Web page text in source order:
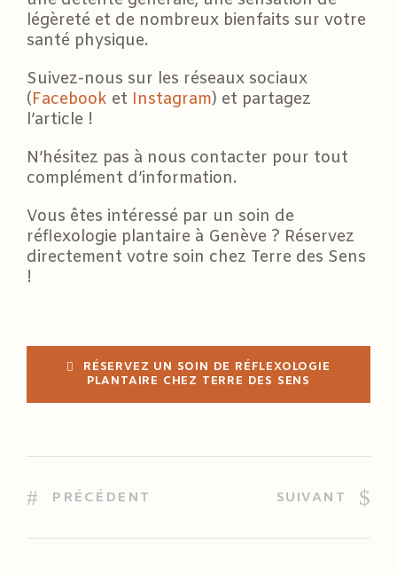
légèreté et de nombreux bienfaits sur votre
santé physique.
Suivez-nous sur les réseaux sociaux
(Facebook et Instagram) et partagez
l’article !
N’hésitez pas à nous contacter pour tout
complément d’information.
Vous êtes intéressé par un soin de
réflexologie plantaire à Genève ? Réservez
directement votre soin chez Terre des Sens
!
RÉSERVEZ UN SOIN DE RÉFLEXOLOGIE
PLANTAIRE CHEZ TERRE DES SENS
PRÉCÉDENT SUIVANT